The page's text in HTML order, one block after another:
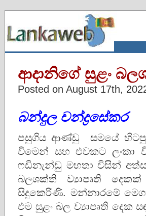
ආදානිගේ සුළං
Posted on August 17th,
බන්දුල චන්ද්‍රසේකර
පසුගිය ආණ්ඩු සමයේ හිටපු
වීමෙන් සහ එවකට ලංකා
ෆඩිනැන්ඩු මහතා විසින්
බලශක්ති ව්‍යාපෘති
සිදුකෙරිණි. මන්නාරමේ
එම සුළං බල ව්‍යාපෘති දෙක